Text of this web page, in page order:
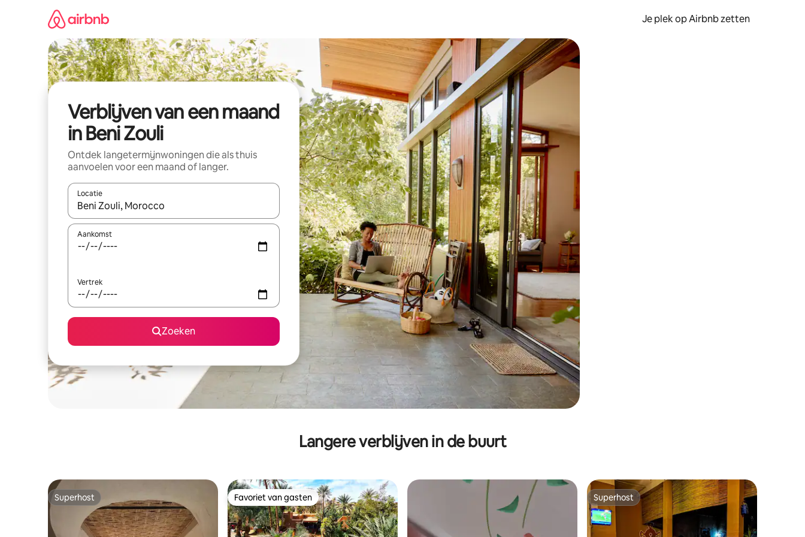
Je plek op Airbnb zetten
Verblijven van een maand
in Beni Zouli
Ontdek langetermijnwoningen die als thuis
aanvoelen voor een maand of langer.
Locatie
Wanneer er resultaten beschikbaar zijn, maak je een keuze met je de pijltjestoetsen omhoog en omlaag, óf door te tikken of swipen.
Aankomst
Vertrek
Zoeken
Langere verblijven in de buurt
Superhost
Superhost Favoriet van gasten
Favoriet van gasten Superhost
Superhost